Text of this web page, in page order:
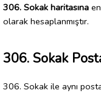
306. Sokak haritasına
olarak hesaplanmıştır.
306. Sokak
306. Sokak ile aynı